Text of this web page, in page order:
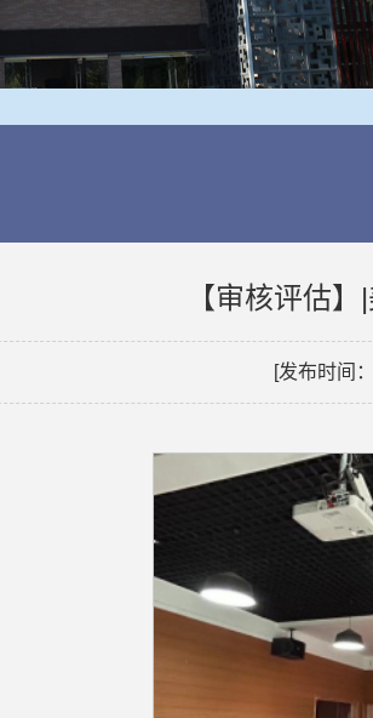
【审核评估
[发布时间